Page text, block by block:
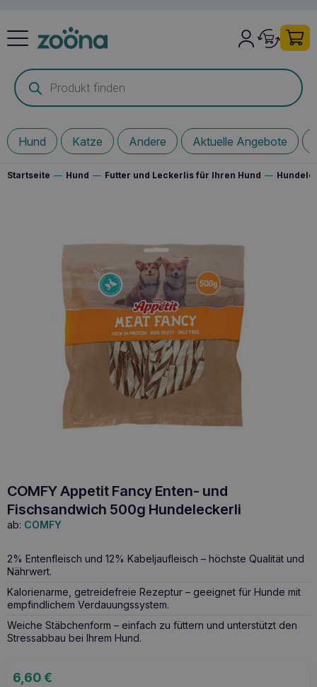
Products
search
Hund Katze Andere Aktuelle Angebote
Startseite — Hund — Futter und Leckerlis für Ihren Hund —
COMFY Appetit Fancy Enten- und
Fischsandwich 500g Hundeleckerli
ab: COMFY
2% Entenfleisch und 12% Kabeljaufleisch – höchste Qualität und
Nährwert.
Kalorienarme, getreidefreie Rezeptur – geeignet für Hunde mit
empfindlichem Verdauungssystem.
Weiche Stäbchenform – einfach zu füttern und unterstützt den
Stressabbau bei Ihrem Hund.
6,60€